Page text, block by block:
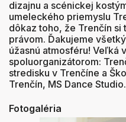
dizajnu a scénickej
umeleckého priemyslu
dôkaz toho, že Trenčín si
právom. Ďakujeme
úžasnú atmosféru! Veľká
spoluorganizátorom:
stredisku v Trenčíne a
Trenčín, MS Dance Studio.
Fotogaléria